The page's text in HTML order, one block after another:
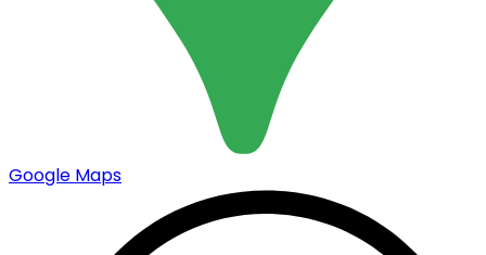
Google Maps